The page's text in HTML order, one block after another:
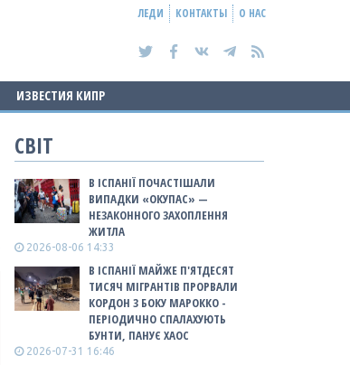
ЛЕДИ КОНТАКТЫ О НАС
ИЗВЕСТИЯ КИПР
СВІТ
В ІСПАНІЇ ПОЧАСТІШАЛИ
ВИПАДКИ «ОКУПАС» —
НЕЗАКОННОГО ЗАХОПЛЕННЯ
ЖИТЛА
2026-08-06 14:33
В ІСПАНІЇ МАЙЖЕ П'ЯТДЕСЯТ
ТИСЯЧ МІГРАНТІВ ПРОРВАЛИ
КОРДОН З БОКУ МАРОККО -
ПЕРІОДИЧНО СПАЛАХУЮТЬ
БУНТИ, ПАНУЄ ХАОС
2026-07-31 16:46